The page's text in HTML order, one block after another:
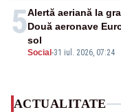
5
Social -31 iul. 2026, 07:24
Alertă aeriană la
Două aeronave
sol
ACTUALITATE